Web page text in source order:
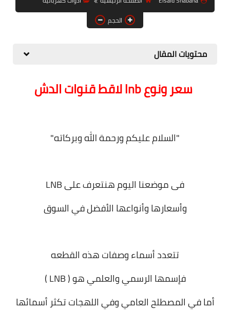
تحديث الرسيفرات
أدعية إسلامية
حماية
الحجم
محتويات المقال
سعر ونوع lnb لاقط قنوات الدش
"السلام عليكم ورحمة الله وبركاته"
فى موضعنا اليوم هنتعرف على LNB
وأسعارها وأنواعها الأفضل في السوق
تتعدد أسماء وصفات هذه القطعه
فإسمها الرسمي والعلمي هو ( LNB )
أما في المصطلح العامي وفي اللهجات تكثر أسمائها